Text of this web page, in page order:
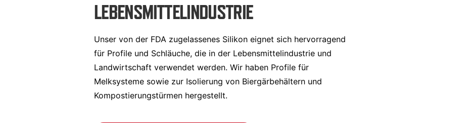
LEBENSMITTELINDUSTRIE
Unser von der FDA zugelassenes Silikon eignet sich hervorragend
für Profile und Schläuche, die in der Lebensmittelindustrie und
Landwirtschaft verwendet werden. Wir haben Profile für
Melksysteme sowie zur Isolierung von Biergärbehältern und
Kompostierungstürmen hergestellt.